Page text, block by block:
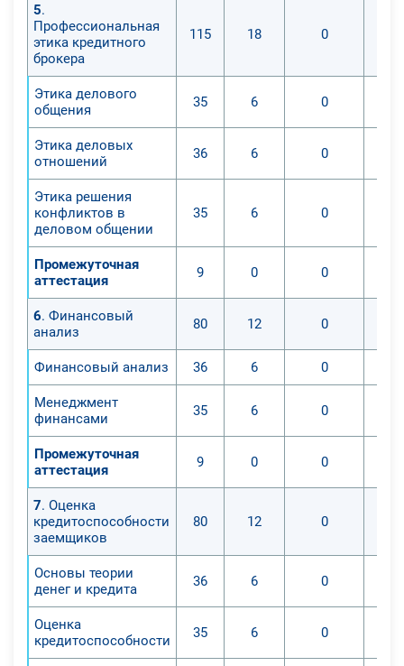
5.
Профессиональная
этика кредитного
брокера
115 18 0
Этика делового
общения
35 6 0
Этика деловых
отношений
36 6 0
Этика решения
конфликтов в
деловом общении
35 6 0
Промежуточная
аттестация
9 0 0
6. Финансовый
анализ
80 12 0
Финансовый анализ 36 6 0
Менеджмент
финансами
35 6 0
Промежуточная
аттестация
9 0 0
7. Оценка
кредитоспособности
заемщиков
80 12 0
Основы теории
денег и кредита
36 6 0
Оценка
кредитоспособности
35 6 0